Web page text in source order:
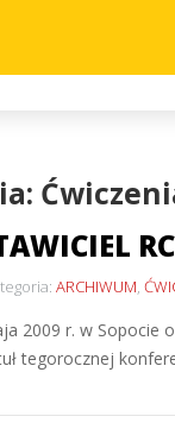
ARCHIWUM,
2009 r. w Sopocie
tegorocznej